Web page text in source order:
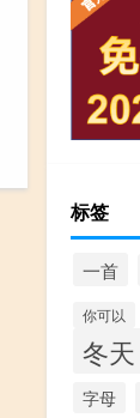
标签
一首
你可以
冬天
字母